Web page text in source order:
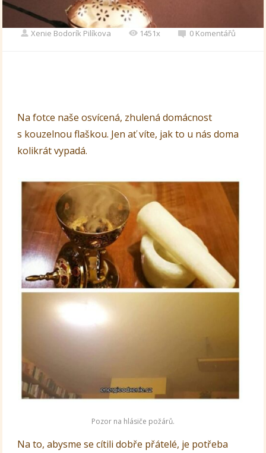
Xenie Bodorík Pilíkova 1451x 0 Komentářů
Na fotce naše osvícená, zhulená domácnost
s kouzelnou flaškou. Jen ať víte, jak to u nás doma
kolikrát vypadá.
Pozor na hlásiče požárů.
Na to, abysme se cítili dobře přátelé, je potřeba